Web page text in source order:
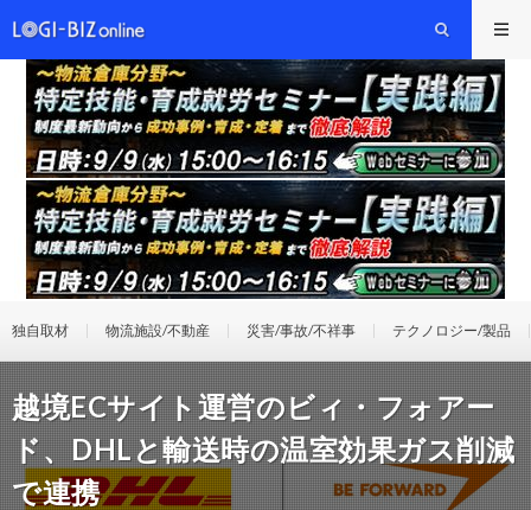
独自取材 物流施設/不動産 災害/事故/不祥事 テクノロジー/製品
越境ECサイト運営のビィ・フォアー
ド、DHLと輸送時の温室効果ガス削減
で連携